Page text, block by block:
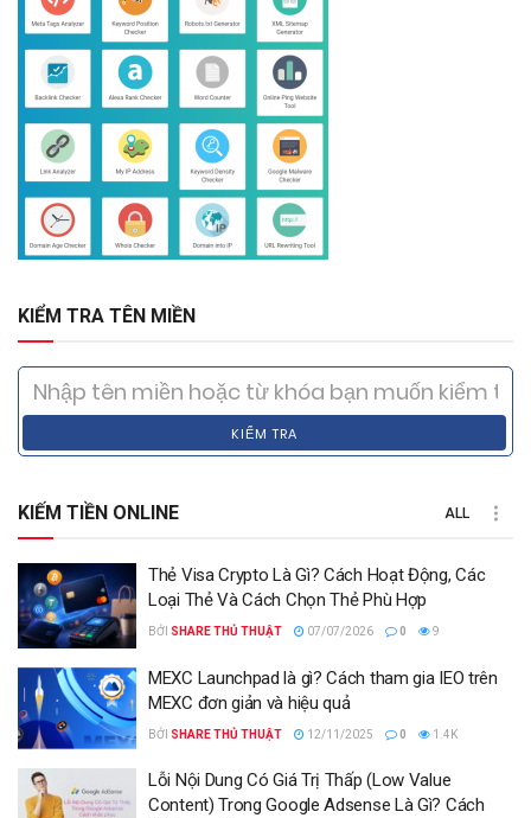
KIỂM TRA TÊN MIỀN
KIỂM TRA
KIẾM TIỀN ONLINE ALL
Thẻ Visa Crypto Là Gì? Cách Hoạt Động, Các
Loại Thẻ Và Cách Chọn Thẻ Phù Hợp
BỞI SHARE THỦ THUẬT 07/07/2026 0 9
MEXC Launchpad là gì? Cách tham gia IEO trên
MEXC đơn giản và hiệu quả
BỞI SHARE THỦ THUẬT 12/11/2025 0 1.4K
Lỗi Nội Dung Có Giá Trị Thấp (Low Value
Content) Trong Google Adsense Là Gì? Cách